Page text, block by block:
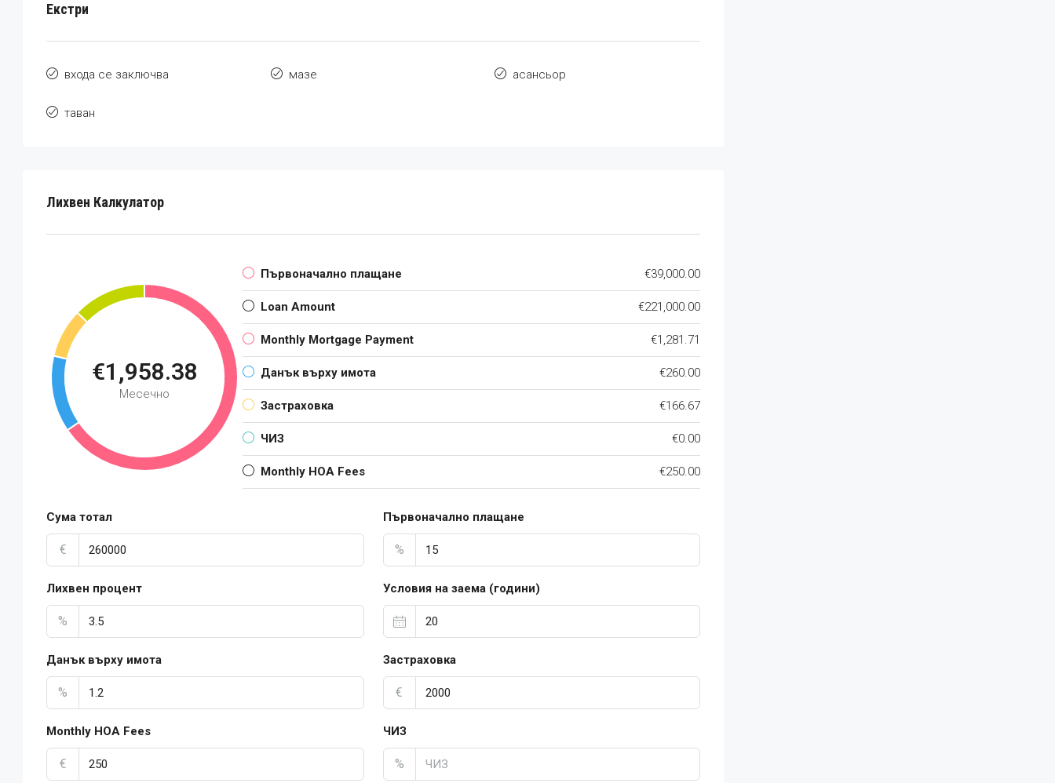
Екстри
входа се заключва мазе асансьор
таван
Лихвен Калкулатор
€1,958.38
Месечно
Първоначално плащане €39,000.00
Loan Amount €221,000.00
Monthly Mortgage Payment €1,281.71
Данък върху имота €260.00
Застраховка €166.67
ЧИЗ €0.00
Monthly HOA Fees €250.00
Сума тотал
€
Първоначално плащане
%
Лихвен процент
%
Условия на заема (години)
Данък върху имота
%
Застраховка
€
Monthly HOA Fees
€
ЧИЗ
%